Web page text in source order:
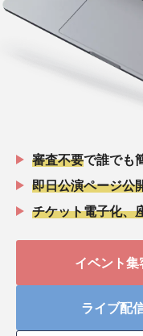
審査不要で誰でも
即日公演ページ公
チケット電子化、
イベント
ライブ配